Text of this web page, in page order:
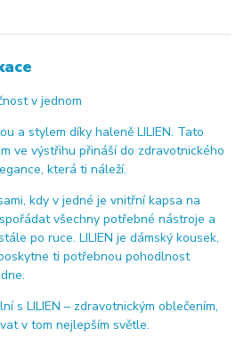
v jednom
a stylem díky haleně LILIEN. Tato
ve výstřihu přináší do zdravotnického
která ti náleží.
kdy v jedné je vnitřní kapsa na
všechny potřebné nástroje a
po ruce. LILIEN je dámský kousek,
ti potřebnou pohodlnost
s LILIEN – zdravotnickým oblečením,
v tom nejlepším světle.